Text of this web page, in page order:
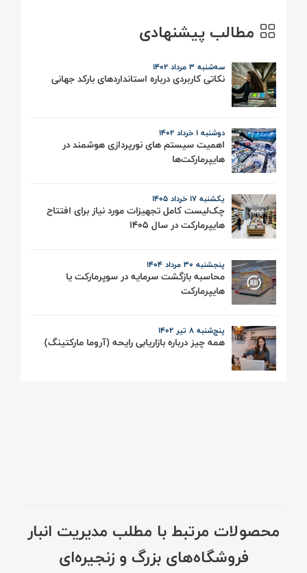
مطالب پیشنهادی
سه‌شنبه 3 مرداد ۱۴۰۲
نکاتی کاربردی درباره استانداردهای بارکد جهانی
دوشنبه ۱ خرداد ۱۴۰۲
اهمیت سیستم‌ های نورپردازی هوشمند در
هایپرمارکت‌ها
یکشنبه ۱۷ خرداد ۱۴۰۵
چک‌لیست کامل تجهیزات مورد نیاز برای افتتاح
هایپرمارکت در سال 1405
پنجشنبه 30 مرداد ۱۴۰۴
محاسبه بازگشت سرمایه در سوپرمارکت یا
هایپرمارکت
پنج‌شنبه 8 تیر ۱۴۰۲
همه چیز درباره بازاریابی رایحه (آروما مارکتینگ)
محصولات مرتبط با مطلب مدیریت انبار
فروشگاه‌های بزرگ و زنجیره‌ای